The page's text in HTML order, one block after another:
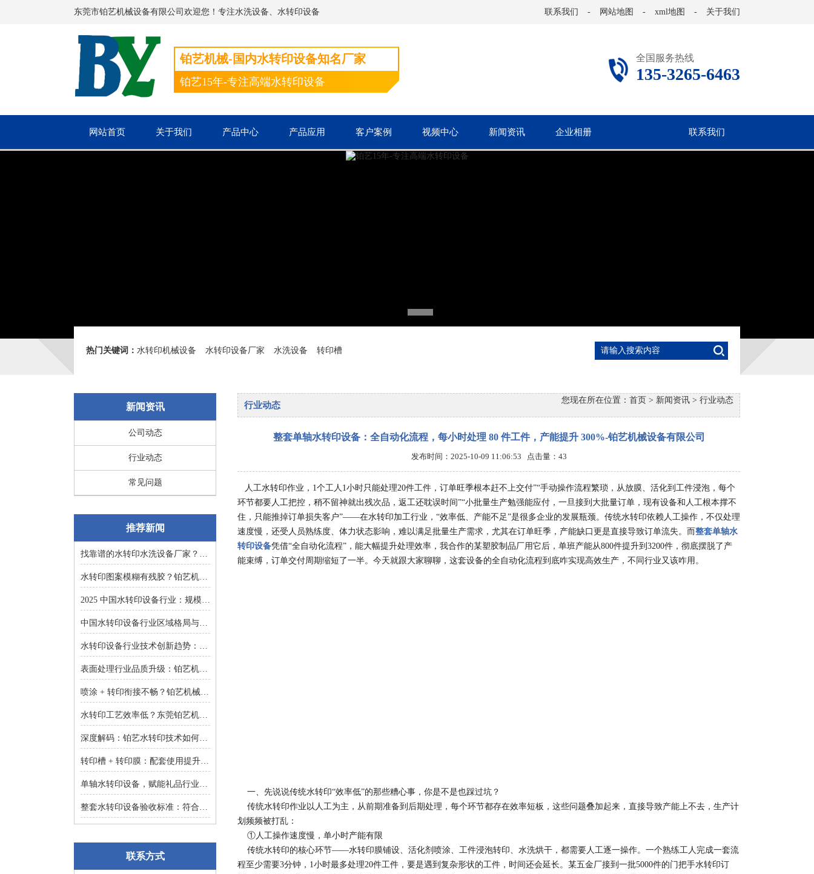
东莞市铂艺机械设备有限公司欢迎您！专注水洗设备、水转印设备 联系我们 - 网站地图 - xml地图 - 关于我们
铂艺机械-国内水转印设备知名厂家
铂艺15年-专注高端水转印设备
全国服务热线
135-3265-6463
网站首页 关于我们 产品中心 产品应用 客户案例 视频中心 新闻资讯 企业相册 联系我们
热门关键词： 水转印机械设备 水转印设备厂家 水洗设备 转印槽
新闻资讯
公司动态
行业动态
常见问题
推荐新闻
找靠谱的水转印水洗设备厂家？东莞铂艺机械提供一对一非标定制
水转印图案模糊有残胶？铂艺机械自动化水洗设备一键解决难题
2025 中国水转印设备行业：规模扩张、结构优化与增长逻辑深度解析
中国水转印设备行业区域格局与投资机会：集群效应与增量市场的双重红利
水转印设备行业技术创新趋势：智能化、环保化与精密化的突围之路
表面处理行业品质升级：铂艺机械水转印设备重塑装饰工艺新标准
喷涂 + 转印衔接不畅？铂艺机械：自动喷涂生产线 + 水转印设备，实现全流程自动化
水转印工艺效率低？东莞铂艺机械：整套水转印设备，适配多场景生产需求
深度解码：铂艺水转印技术如何重新定义曲面包装价值链
转印槽 + 转印膜：配套使用提升实验成功率-铂艺机械设备有限公司
单轴水转印设备，赋能礼品行业小批量定制：高效、省心、低成本-铂艺机械设备有限公司
整套水转印设备验收标准：符合行业质量规范是核心-铂艺机械设备有限公司
联系方式
您现在所在位置： 首页 > 新闻资讯 > 行业动态
行业动态
整套单轴水转印设备：全自动化流程，每小时处理 80 件工件，产能提升 300%-铂艺机械设备有限公司
发布时间：2025-10-09 11:06:53 点击量： 43
人工水转印作业，1个工人1小时只能处理20件工件，订单旺季根本赶不上交付”“手动操作流程繁琐，从放膜、活化到工件浸泡，每个
环节都要人工把控，稍不留神就出残次品，返工还耽误时间”“小批量生产勉强能应付，一旦接到大批量订单，现有设备和人工根本撑不
住，只能推掉订单损失客户”——在水转印加工行业，“效率低、产能不足”是很多企业的发展瓶颈。传统水转印依赖人工操作，不仅处理
速度慢，还受人员熟练度、体力状态影响，难以满足批量生产需求，尤其在订单旺季，产能缺口更是直接导致订单流失。而整套单轴水
转印设备凭借“全自动化流程”，能大幅提升处理效率，我合作的某塑胶制品厂用它后，单班产能从800件提升到3200件，彻底摆脱了产
能束缚，订单交付周期缩短了一半。今天就跟大家聊聊，这套设备的全自动化流程到底咋实现高效生产，不同行业又该咋用。​
一、先说说传统水转印“效率低”的那些糟心事，你是不是也踩过坑？​
传统水转印作业以人工为主，从前期准备到后期处理，每个环节都存在效率短板，这些问题叠加起来，直接导致产能上不去，生产计
划频频被打乱：​
①人工操作速度慢，单小时产能有限​
传统水转印的核心环节——水转印膜铺设、活化剂喷涂、工件浸泡转印、水洗烘干，都需要人工逐一操作。一个熟练工人完成一套流
程至少需要3分钟，1小时最多处理20件工件，要是遇到复杂形状的工件，时间还会延长。某五金厂接到一批5000件的门把手水转印订